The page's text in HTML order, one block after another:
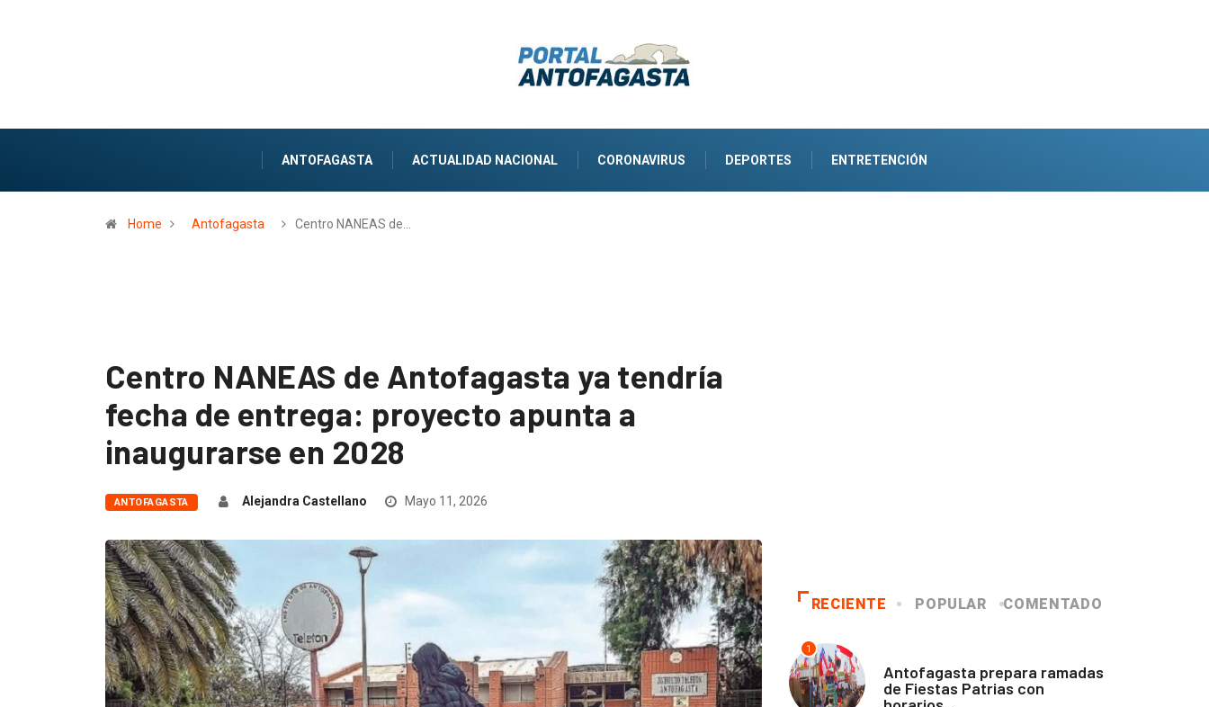
ANTOFAGASTA ACTUALIDAD NACIONAL CORONAVIRUS DEPORTES ENTRETENCIÓN
Home Antofagasta Centro NANEAS de…
Centro NANEAS de Antofagasta ya tendría
fecha de entrega: proyecto apunta a
inaugurarse en 2028
ANTOFAGASTA Alejandra Castellano Mayo 11, 2026
RECIENTE POPULAR COMENTADO
1
Antofagasta prepara ramadas
de Fiestas Patrias con